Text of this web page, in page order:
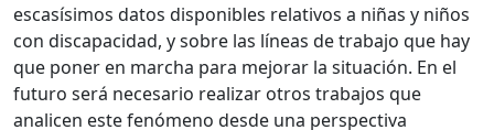
escasísimos datos disponibles relativos a niñas y niños
con discapacidad, y sobre las líneas de trabajo que hay
que poner en marcha para mejorar la situación. En el
futuro será necesario realizar otros trabajos que
analicen este fenómeno desde una perspectiva